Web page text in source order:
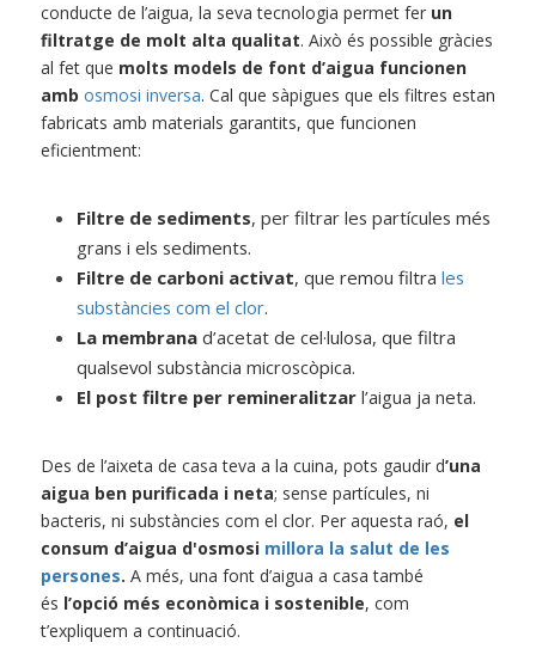
conducte de l’aigua, la seva tecnologia permet fer un
filtratge de molt alta qualitat. Això és possible gràcies
al fet que molts models de font d’aigua funcionen
amb osmosi inversa. Cal que sàpigues que els filtres estan
fabricats amb materials garantits, que funcionen
eficientment:
Filtre de sediments, per filtrar les partícules més
grans i els sediments.
Filtre de carboni activat, que remou filtra les
substàncies com el clor.
La membrana d’acetat de cel·lulosa, que filtra
qualsevol substància microscòpica.
El post filtre per remineralitzar l’aigua ja neta.
Des de l’aixeta de casa teva a la cuina, pots gaudir d’una
aigua ben purificada i neta; sense partícules, ni
bacteris, ni substàncies com el clor. Per aquesta raó, el
consum d’aigua d'osmosi millora la salut de les
persones. A més, una font d’aigua a casa també
és l’opció més econòmica i sostenible, com
t’expliquem a continuació.